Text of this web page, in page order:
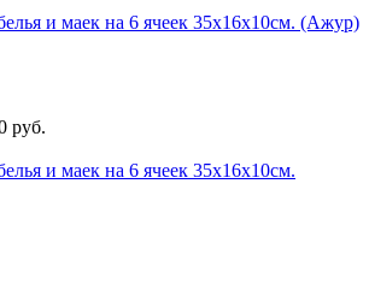
и маек на 6 ячеек 35х16х10см. (Ажур)
руб.
и маек на 6 ячеек 35х16х10см.